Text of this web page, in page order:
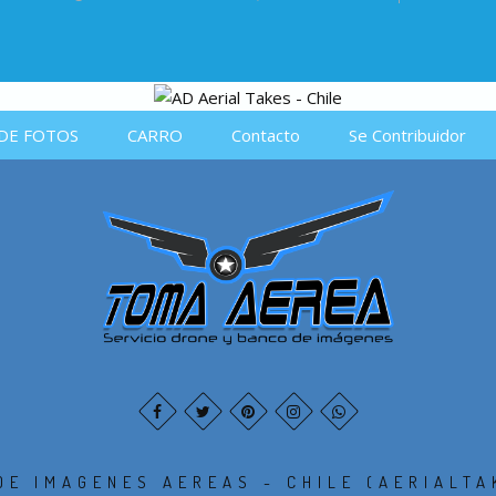
FOTOS CARRO Contacto Se Contribuidor
IMAGENES AEREAS - CHILE